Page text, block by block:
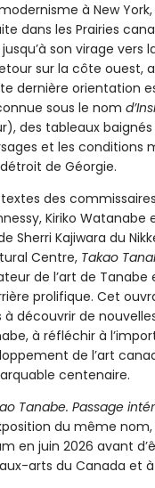
à New
dans les Prairies
son virage vers
sur la côte ouest,
dernière orientation
sous le nom
des tableaux
et les conditions
de Géorgie.
des
Kiriko Watanabe
Sherri Kajiwara du
Centre, Takao
de l’art de Tanabe
prolifique. Cet
découvrir de
à réfléchir à
de l’art
centenaire.
Tanabe. Passage
du même
en juin 2026 avant
arts du Canada et à